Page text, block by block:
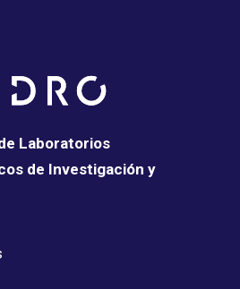
Laboratorios
de Investigación y